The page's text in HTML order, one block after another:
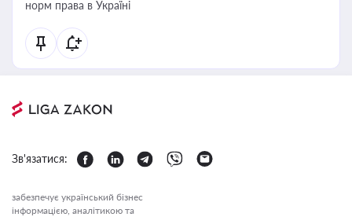
норм права в Україні
Зв'язатися:
забезпечує український бізнес
інформацією, аналітикою та